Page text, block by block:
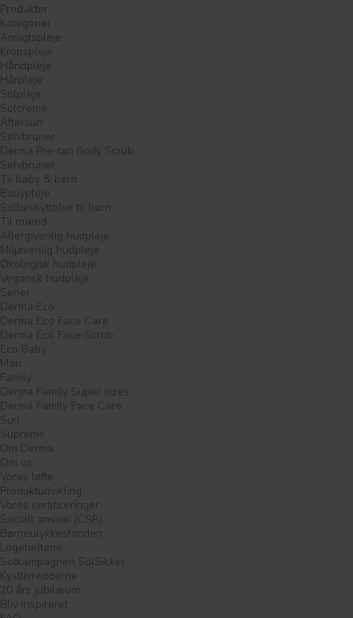
Produkter
Kategorier
Ansigtspleje
Kropspleje
Håndpleje
Hårpleje
Solpleje
Solcreme
Aftersun
Selvbruner
Derma Pre-tan Body Scrub
Selvbruner
Til baby & børn
Babypleje
Solbeskyttelse til børn
Til mænd
Allergivenlig hudpleje
Miljøvenlig hudpleje
Økologisk hudpleje
Vegansk hudpleje
Serier
Derma Eco
Derma Eco Face Care
Derma Eco Face Scrub
Eco Baby
Man
Family
Derma Family Super sizes
Derma Family Face Care
Sun
Supreme
Om Derma
Om os
Vores løfte
Produktudvikling
Vores certificeringer
Socialt ansvar (CSR)
Børneulykkesfonden
Legeheltene
Solkampagnen SolSikker
Kystlivredderne
20 års jubilæum
Bliv inspireret